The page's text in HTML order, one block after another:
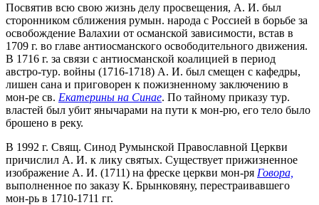
Посвятив всю свою жизнь делу просвещения, А. И. был
сторонником сближения румын. народа с Россией в борьбе за
освобождение Валахии от османской зависимости, встав в
1709 г. во главе антиосманского освободительного движения.
В 1716 г. за связи с антиосманской коалицией в период
австро-тур. войны (1716-1718) А. И. был смещен с кафедры,
лишен сана и приговорен к пожизненному заключению в
мон-ре св. Екатерины на Синае. По тайному приказу тур.
властей был убит янычарами на пути к мон-рю, его тело было
брошено в реку.
В 1992 г. Свящ. Синод Румынской Православной Церкви
причислил А. И. к лику святых. Существует прижизненное
изображение А. И. (1711) на фреске церкви мон-ря Говора,
выполненное по заказу К. Брынковяну, перестраивавшего
мон-рь в 1710-1711 гг.